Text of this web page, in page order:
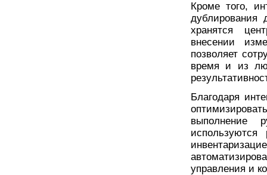
Кроме того,
дублирования
хранятся
внесении
позволяет
время и из
Благодаря
выполнение
управления и